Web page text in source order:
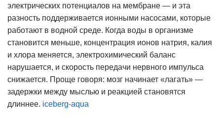
электрических потенциалов на мембране — и эта
разность поддерживается ионными насосами, которые
работают в водной среде. Когда воды в организме
становится меньше, концентрация ионов натрия, калия
и хлора меняется, электрохимический баланс
нарушается, и скорость передачи нервного импульса
снижается. Проще говоря: мозг начинает «лагать» —
задержки между мыслью и реакцией становятся
длиннее. iceberg-aqua